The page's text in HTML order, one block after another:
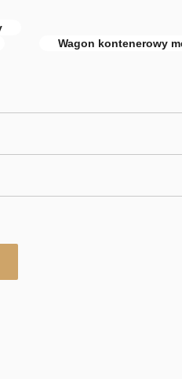
Wagon kontenerowy